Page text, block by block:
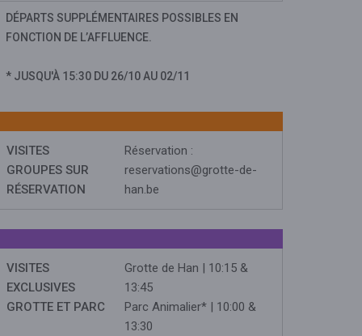
DÉPARTS SUPPLÉMENTAIRES POSSIBLES EN
FONCTION DE L’AFFLUENCE.
* JUSQU'À 15:30 DU 26/10 AU 02/11
VISITES
GROUPES SUR
RÉSERVATION
Réservation :
reservations@grotte-de-
han.be
VISITES
EXCLUSIVES
GROTTE ET PARC
Grotte de Han | 10:15 &
13:45
Parc Animalier* | 10:00 &
13:30